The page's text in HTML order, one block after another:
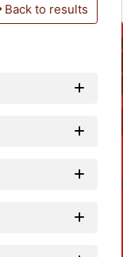
Back to results